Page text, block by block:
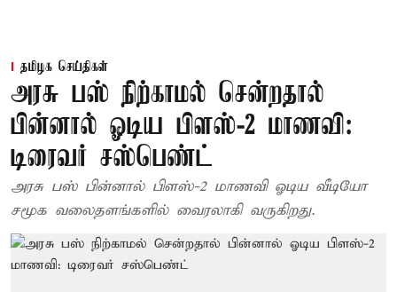
தமிழக செய்திகள்
அரசு பஸ் நிற்காமல் சென்றதால்
பின்னால் ஓடிய பிளஸ்-2 மாணவி:
டிரைவர் சஸ்பெண்ட்
அரசு பஸ் பின்னால் பிளஸ்-2 மாணவி ஓடிய வீடியோ
சமூக வலைதளங்களில் வைரலாகி வருகிறது.